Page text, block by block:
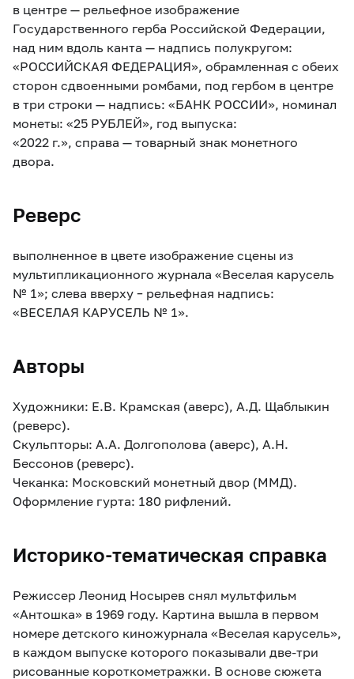
в центре — рельефное изображение
Государственного герба Российской Федерации,
над ним вдоль канта — надпись полукругом:
«РОССИЙСКАЯ ФЕДЕРАЦИЯ», обрамленная с обеих
сторон сдвоенными ромбами, под гербом в центре
в три строки — надпись: «БАНК РОССИИ», номинал
монеты: «25 РУБЛЕЙ», год выпуска:
«2022 г.», справа — товарный знак монетного
двора.
Реверс
выполненное в цвете изображение сцены из
мультипликационного журнала «Веселая карусель
№ 1»; слева вверху – рельефная надпись:
«ВЕСЕЛАЯ КАРУСЕЛЬ № 1».
Авторы
Художники: Е.В. Крамская (аверс), А.Д. Щаблыкин
(реверс).
Скульпторы: А.А. Долгополова (аверс), А.Н.
Бессонов (реверс).
Чеканка: Московский монетный двор (ММД).
Оформление гурта: 180 рифлений.
Историко-тематическая справка
Режиссер Леонид Носырев снял мультфильм
«Антошка» в 1969 году. Картина вышла в первом
номере детского киножурнала «Веселая карусель»,
в каждом выпуске которого показывали две-три
рисованные короткометражки. В основе сюжета